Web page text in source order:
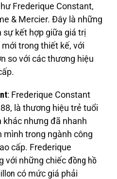
Frederique Constant,
& Mercier. Đây là những
kết hợp giữa giá trị
trong thiết kế, với
so với các thương hiệu
: Frederique Constant
là thương hiệu trẻ tuổi
khác nhưng đã nhanh
mình trong ngành công
cấp. Frederique
với những chiếcđồng hồ
có mức giá phải